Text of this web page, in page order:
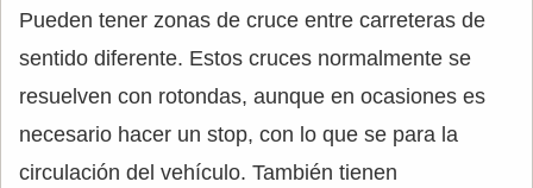
Pueden tener zonas de cruce entre carreteras de
sentido diferente. Estos cruces normalmente se
resuelven con rotondas, aunque en ocasiones es
necesario hacer un stop, con lo que se para la
circulación del vehículo. También tienen